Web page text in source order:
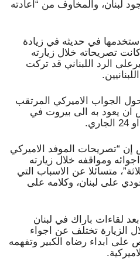
لبنان، والمخاوف من “اعادته
في حديثه في زيادة
تصريحاته خلال زيارته
الرد اللبناني قد تركت
الجواب الاميركي المرتقب
ان يعود به الى بيروت في
“تصريحات الموفد الاميركي
ومواقفه خلال زيارته
متسائلا عن الاسباب التي
على لبنان، وكلامه على
لقاءات باراك في لبنان
الزيارة تختلف عن اجواء
ابداء رضاه الكبير وتفهمه